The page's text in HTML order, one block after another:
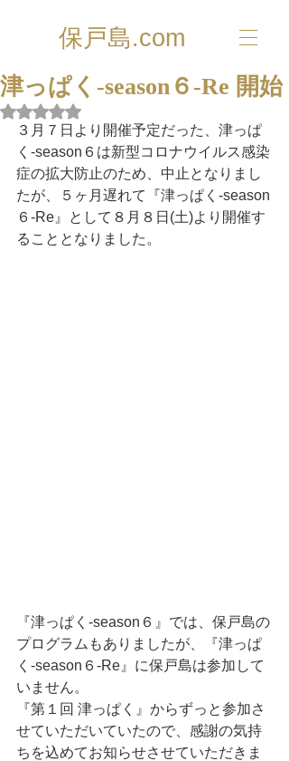
保戸島.com
津っぱく-season６-Re 開始
5つ星のうちNaNと評価されています。
３月７日より開催予定だった、津っぱ
く-season６は新型コロナウイルス感染
症の拡大防止のため、中止となりまし
たが、５ヶ月遅れて『津っぱく-season
６-Re』として８月８日(土)より開催す
ることとなりました。
『津っぱく-season６』では、保戸島の
プログラムもありましたが、『津っぱ
く-season６-Re』に保戸島は参加して
いません。
『第１回 津っぱく』からずっと参加さ
せていただいていたので、感謝の気持
ちを込めてお知らせさせていただきま